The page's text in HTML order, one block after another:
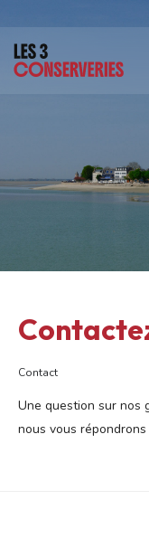
Contact
Une question sur nos
nous vous